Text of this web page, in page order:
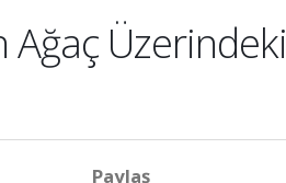
Ağaç Üzerindeki
Paylaş